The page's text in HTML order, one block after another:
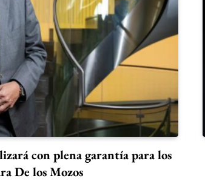
con plena garantía para los
De los Mozos